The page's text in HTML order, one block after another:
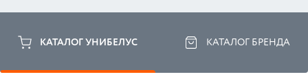
КАТАЛОГ УНИБЕЛУС КАТАЛОГ БРЕНДА